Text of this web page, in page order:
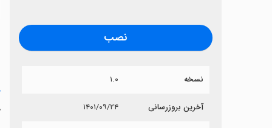
نصب
نسخه ۱.۰
آخرین بروزرسانی ۱۴۰۱/۰۹/۲۴